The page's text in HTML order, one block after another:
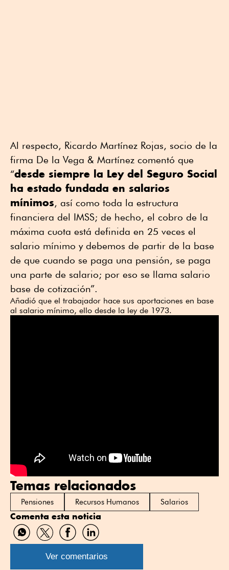
Al respecto, Ricardo Martínez Rojas, socio de la
firma De la Vega & Martínez comentó que
“desde siempre la Ley del Seguro Social
ha estado fundada en salarios
mínimos, así como toda la estructura
financiera del IMSS; de hecho, el cobro de la
máxima cuota está definida en 25 veces el
salario mínimo y debemos de partir de la base
de que cuando se paga una pensión, se paga
una parte de salario; por eso se llama salario
base de cotización”.
Añadió que el trabajador hace sus aportaciones en base
al salario mínimo, ello desde la ley de 1973.
Temas relacionados
Pensiones Recursos Humanos Salarios
Comenta esta noticia
Compartir
por
WhatsApp
Compartir
por
Twitter
Compartir
por
Facebook
Compartir
por
Linkedin
Ver comentarios